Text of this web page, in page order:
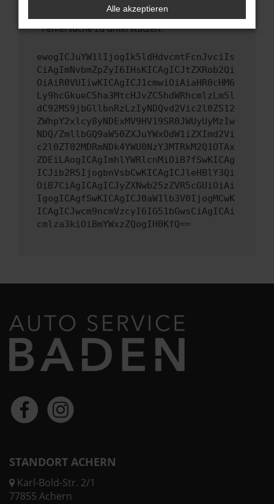
uns diesen Text schicken, um uns bei der
Fehlersuche zu unterstützen:
ewogICJuYW1lIjogIk5ldHdvcmtFcnJvciIs
CiAgImNvbmZpZyI6IHsKICAgICJtZXRob2Qi
OiAiR0VUIiwKICAgICJ1cmwiOiAiaHR0cHM6
Ly9hcGkueC5ha3MtcHJvZC5hdWRhcmlzLm5l
dC92MS9jbGllbnRzLzIyNDQvd2Vic2l0ZS12
ZWhpY2xlcy8yNDExMV9HV19SR0JWUyUyMzIw
NDQ/ZmllbGQ9aW50ZXJuYWxOdW1iZXImd2Vi
c2l0ZT02MDRmNDk4YWU0NzY3MTRkM2Q1OTAx
ZDEiLAogICAgImhlYWRlcnMiOiB7fSwKICAg
ICJib2R5IjogbnVsbCwKICAgICJleHBlY3Qi
OiB7CiAgICAgICJyZXNwb25zZVR5cGUiOiAi
IgogICAgfSwKICAgICJ0aW1lb3V0IjogMCwK
ICAgICJwcm9ncmVzcyI6IG51bGwsCiAgICAi
cmlza3kiOiBmYWxzZQogIH0KfQ==
STANDORT ACHERN
Karl-Bold-Str. 2/1
77855 Achern
Alle akzeptieren